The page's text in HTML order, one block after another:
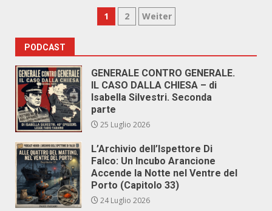
Paginazione
articoli
1 2 Weiter
PODCAST
GENERALE CONTRO GENERALE.
IL CASO DALLA CHIESA – di
Isabella Silvestri. Seconda
parte
25 Luglio 2026
L’Archivio dell’Ispettore Di
Falco: Un Incubo Arancione
Accende la Notte nel Ventre del
Porto (Capitolo 33)
24 Luglio 2026